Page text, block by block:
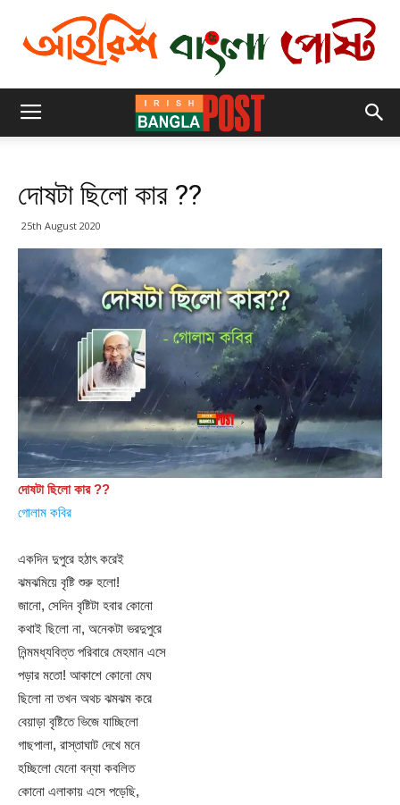
দোষটা ছিলো কার ??
25th August 2020
দোষটা ছিলো কার ??
গোলাম কবির
একদিন দুপুরে হঠাৎ করেই
ঝমঝমিয়ে বৃষ্টি শুরু হলো!
জানো, সেদিন বৃষ্টিটা হবার কোনো
কথাই ছিলো না, অনেকটা ভরদুপুরে
নিন্মমধ্যবিত্ত পরিবারে মেহমান এসে
পড়ার মতো! আকাশে কোনো মেঘ
ছিলো না তখন অথচ ঝমঝম করে
বেয়াড়া বৃষ্টিতে ভিজে যাচ্ছিলো
গাছপালা, রাস্তাঘাট দেখে মনে
হচ্ছিলো যেনো বন্যা কবলিত
কোনো এলাকায় এসে পড়েছি,